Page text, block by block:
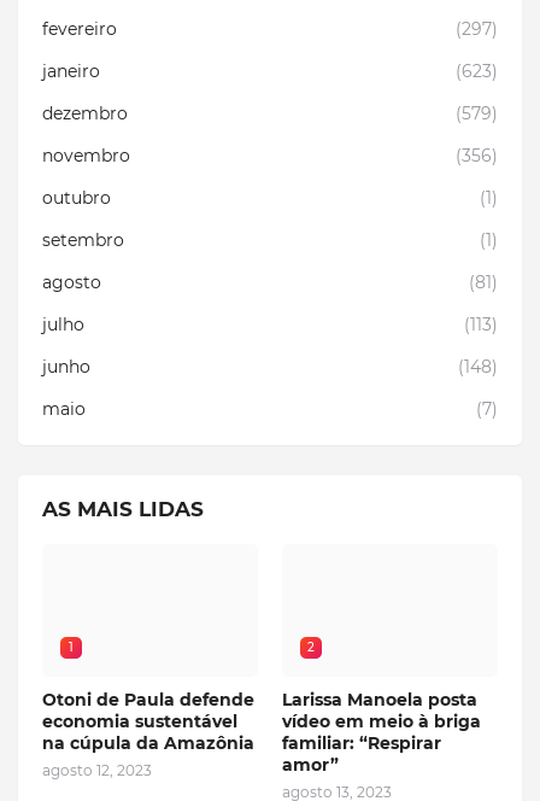
fevereiro
(297)
janeiro
(623)
dezembro
(579)
novembro
(356)
outubro
(1)
setembro
(1)
agosto
(81)
julho
(113)
junho
(148)
maio
(7)
AS MAIS LIDAS
1
Otoni de Paula defende
economia sustentável
na cúpula da Amazônia
agosto 12, 2023
2
Larissa Manoela posta
vídeo em meio à briga
familiar: “Respirar
amor”
agosto 13, 2023